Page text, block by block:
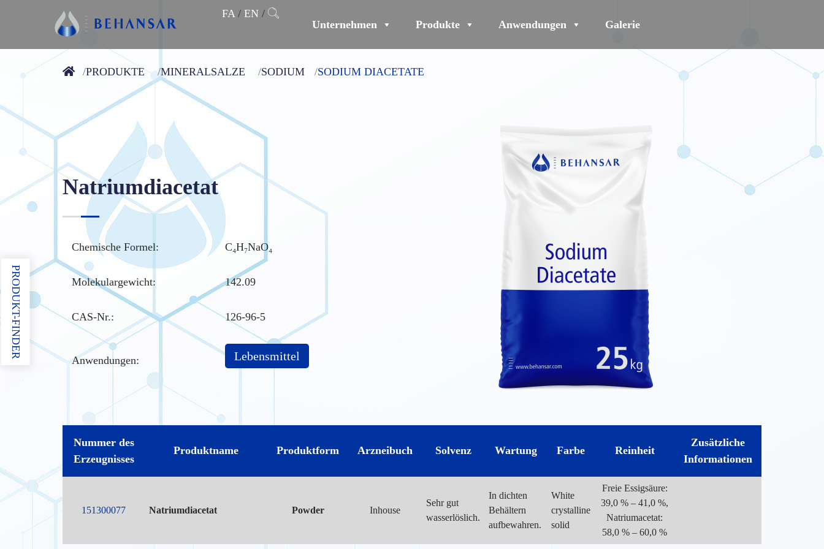
FA/ EN/
Unternehmen
Produkte Anwendungen Galerie
PRODUKTE MINERALSALZE SODIUM SODIUM DIACETATE
Natriumdiacetat
Chemische Formel: C₄H₇NaO₄
Molekulargewicht: 142.09
CAS-Nr.: 126-96-5
Anwendungen: Lebensmittel
Nummer des
Erzeugnisses
Produktname Produktform Arzneibuch Solvenz Wartung Farbe Reinheit
Zusätzliche
Informationen
151300077 Natriumdiacetat Powder Inhouse
Sehr gut
wasserlöslich.
In dichten
Behältern
aufbewahren.
White
crystalline
solid
Freie Essigsäure:
39,0 % – 41,0 %,
Natriumacetat:
58,0 % – 60,0 %
PRODUKT-FINDER